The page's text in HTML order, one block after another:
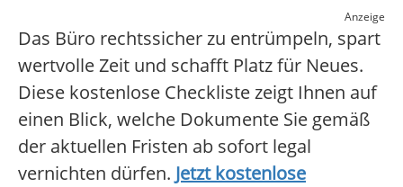
Anzeige
Das Büro rechtssicher zu entrümpeln, spart
wertvolle Zeit und schafft Platz für Neues.
Diese kostenlose Checkliste zeigt Ihnen auf
einen Blick, welche Dokumente Sie gemäß
der aktuellen Fristen ab sofort legal
vernichten dürfen. Jetzt kostenlose